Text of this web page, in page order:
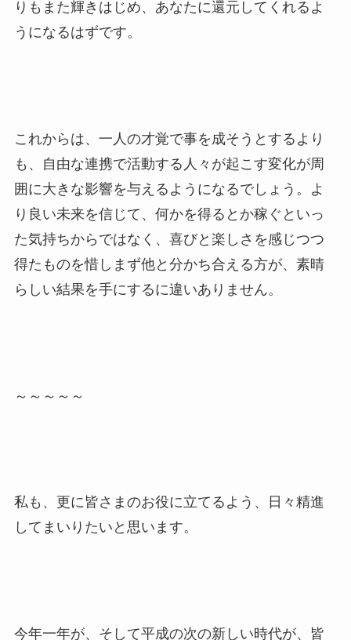
りもまた輝きはじめ、あなたに還元してくれるよ
うになるはずです。
これからは、一人の才覚で事を成そうとするより
も、自由な連携で活動する人々が起こす変化が周
囲に大きな影響を与えるようになるでしょう。よ
り良い未来を信じて、何かを得るとか稼ぐといっ
た気持ちからではなく、喜びと楽しさを感じつつ
得たものを惜しまず他と分かち合える方が、素晴
らしい結果を手にするに違いありません。
～～～～～
私も、更に皆さまのお役に立てるよう、日々精進
してまいりたいと思います。
今年一年が、そして平成の次の新しい時代が、皆